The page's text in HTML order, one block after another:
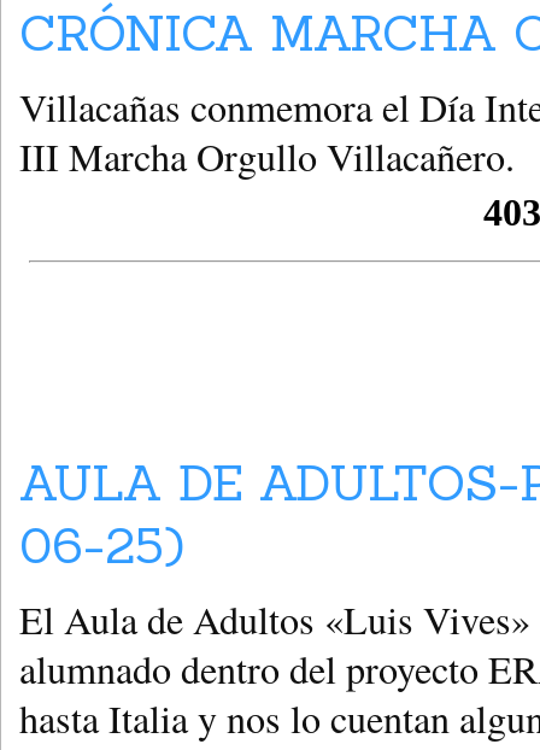
CRÓNICA MARCHA
Villacañas conmemora el Día
III Marcha Orgullo Villacañero.
AULA DE ADULTOS-
06-25)
El Aula de Adultos «Luis
alumnado dentro del proyecto
hasta Italia y nos lo cuentan